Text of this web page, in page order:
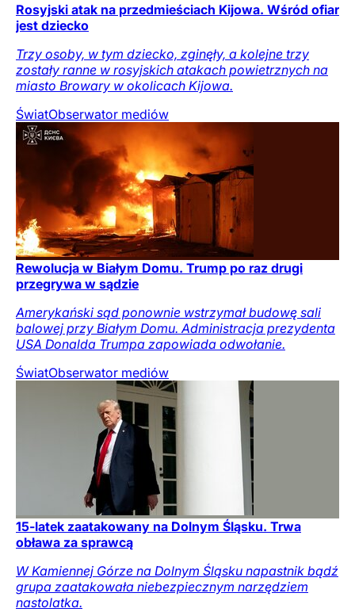
Rosyjski atak na przedmieściach Kijowa. Wśród ofiar
jest dziecko
Trzy osoby, w tym dziecko, zginęły, a kolejne trzy
zostały ranne w rosyjskich atakach powietrznych na
miasto Browary w okolicach Kijowa.
ŚwiatObserwator mediów
Rewolucja w Białym Domu. Trump po raz drugi
przegrywa w sądzie
Amerykański sąd ponownie wstrzymał budowę sali
balowej przy Białym Domu. Administracja prezydenta
USA Donalda Trumpa zapowiada odwołanie.
ŚwiatObserwator mediów
15-latek zaatakowany na Dolnym Śląsku. Trwa
obława za sprawcą
W Kamiennej Górze na Dolnym Śląsku napastnik bądź
grupa zaatakowała niebezpiecznym narzędziem
nastolatka.